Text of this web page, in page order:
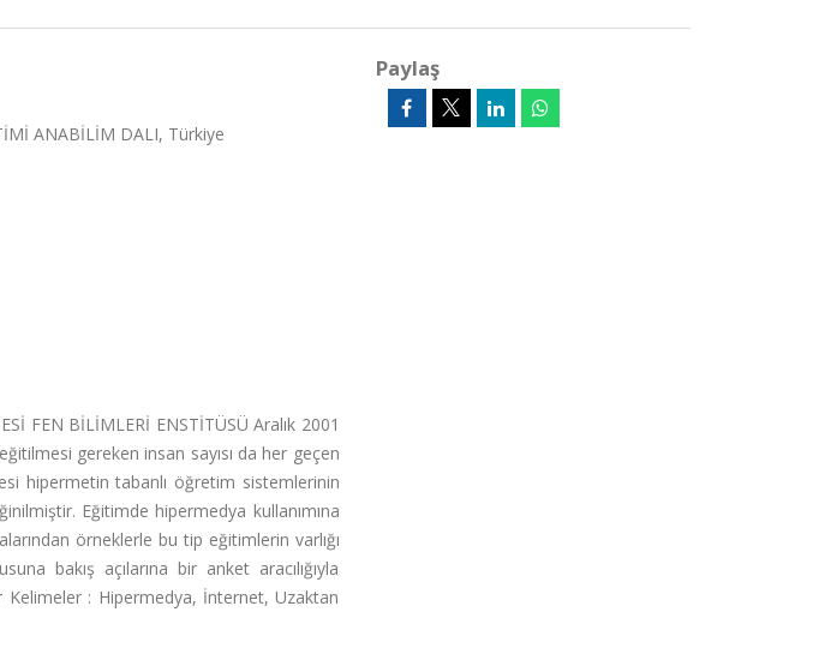
ANABİLİM DALI, Türkiye
FEN BİLİMLERİ ENSTİTÜSÜ Aralık 2001
gereken insan sayısı da her geçen
hipermetin tabanlı öğretim sistemlerinin
Eğitimde hipermedya kullanımına
örneklerle bu tip eğitimlerin varlığı
bakış açılarına bir anket aracılığıyla
Kelimeler : Hipermedya, İnternet, Uzaktan
Paylaş